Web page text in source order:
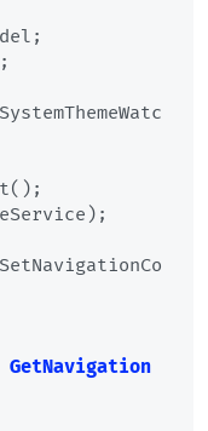
;
GetNavigation